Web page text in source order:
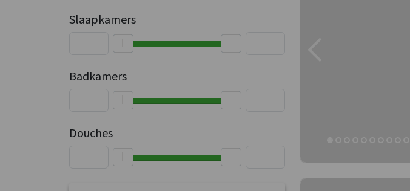
Douches
Badkamers
Slaapkamers